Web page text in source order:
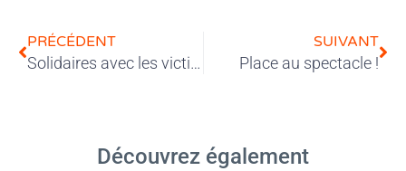
PRÉCÉDENT
Solidaires avec les victimes du séisme au Maroc
SUIVANT
Place au spectacle !
Découvrez également